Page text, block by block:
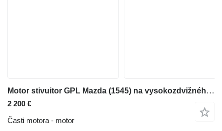
Motor stivuitor GPL Mazda (1545) na vysokozdvižného vozíka
2 200 €
Časti motora - motor